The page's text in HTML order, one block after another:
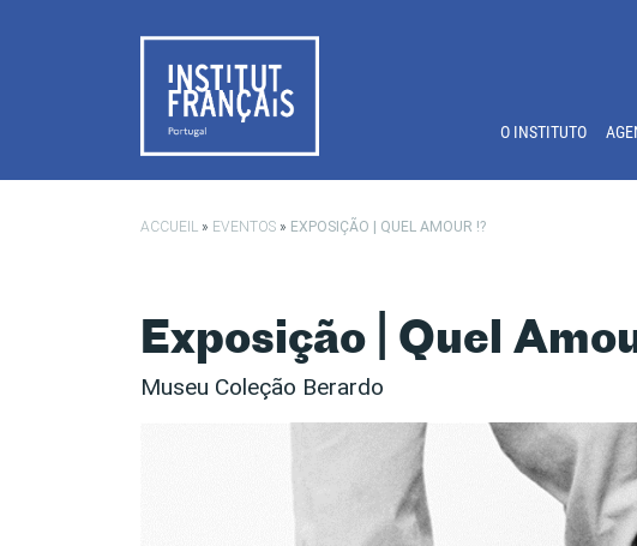
O INSTITUTO
ACCUEIL » EVENTOS » EXPOSIÇÃO | QUEL AMOUR !?
Exposição | Quel
Museu Coleção Berardo